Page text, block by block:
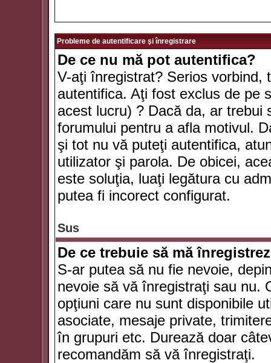
Probleme de autentificare şi înregistrare
De ce nu mă pot autentifica?
V-aţi înregistrat? Serios vorbind,
autentifica. Aţi fost exclus de pe
acest lucru) ? Dacă da, ar trebui
forumului pentru a afla motivul.
şi tot nu vă puteţi autentifica,
utilizator şi parola. De obicei,
este soluţia, luaţi legătura cu
putea fi incorect configurat.
Sus
De ce trebuie să mă
S-ar putea să nu fie nevoie,
nevoie să vă înregistraţi sau nu.
opţiuni care nu sunt disponibile
asociate, mesaje private,
în grupuri etc. Durează doar
recomandăm să vă înregistraţi.